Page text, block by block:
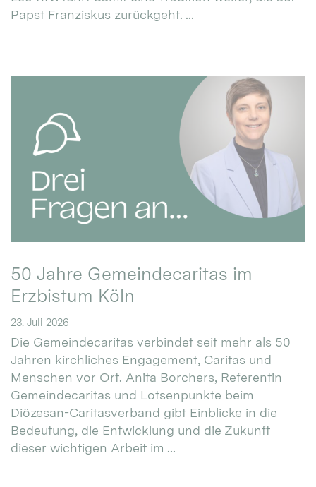
Papst Franziskus zurückgeht. ...
50 Jahre Gemeindecaritas im
Erzbistum Köln
23. Juli 2026
Die Gemeindecaritas verbindet seit mehr als 50
Jahren kirchliches Engagement, Caritas und
Menschen vor Ort. Anita Borchers, Referentin
Gemeindecaritas und Lotsenpunkte beim
Diözesan-Caritasverband gibt Einblicke in die
Bedeutung, die Entwicklung und die Zukunft
dieser wichtigen Arbeit im ...